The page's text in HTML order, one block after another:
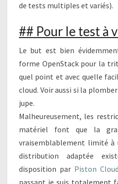
de tests multiples et variés).
## Pour le test à
Le but est bien
forme OpenStack pour la
quel point et avec quelle
cloud. Voir aussi si la
jupe.
Malheureusement, les
matériel font que la
vraisemblablement limité à
distribution adaptée
disposition par Piston Cloud
passant je suis totalement